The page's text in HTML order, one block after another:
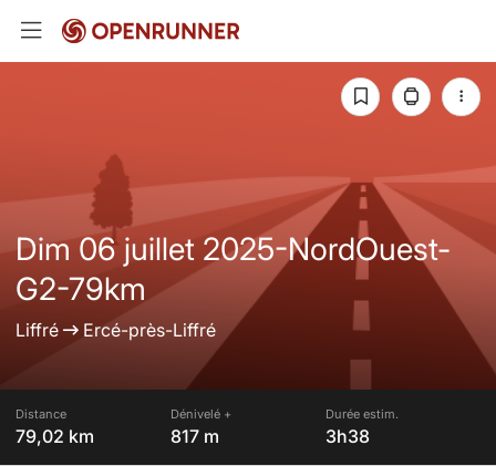
Dim 06 juillet 2025-NordOuest-
G2-79km
Liffré Ercé-près-Liffré
Distance
79,02 km
Dénivelé +
817 m
Durée estim.
3h38